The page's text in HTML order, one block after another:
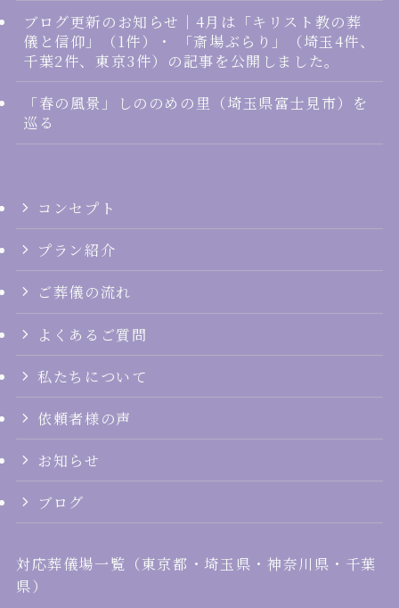
ブログ更新のお知らせ｜4月は「キリスト教の葬
儀と信仰」（1件）・ 「斎場ぶらり」（埼玉4件、
千葉2件、東京3件）の記事を公開しました。
「春の風景」しののめの里（埼玉県富士見市）を
巡る
コンセプト
プラン紹介
ご葬儀の流れ
よくあるご質問
私たちについて
依頼者様の声
お知らせ
ブログ
対応葬儀場一覧 （東京都 ・ 埼玉県 ・ 神奈川県 ・ 千葉
県）